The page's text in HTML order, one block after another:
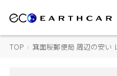
TOP › 箕面桜郵便局 周辺の安い